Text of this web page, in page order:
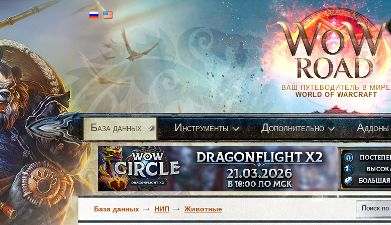
ВАШ ПУТЕВОДИТЕЛЬ В МИРЕ
WORLD OF WARCRAFT
База данных Инструменты Дополнительно Аддоны
База данных НИП Животные